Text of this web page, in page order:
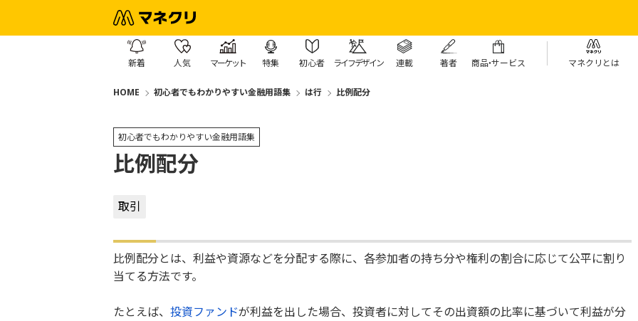
新着 人気 マーケット 特集 初心者 ライフデザイン 連載 著者 商品・サービス マネクリとは
HOME 初心者でもわかりやすい金融用語集 は行 比例配分
初心者でもわかりやすい金融用語集
比例配分
取引
比例配分とは、利益や資源などを分配する際に、各参加者の持ち分や権利の割合に応じて公平に割り
当てる方法です。
たとえば、 投資ファンドが利益を出した場合、投資者に対してその出資額の比率に基づいて利益が分